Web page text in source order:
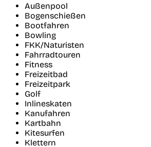
Außenpool
Bogenschießen
Bootfahren
Bowling
FKK/Naturisten
Fahrradtouren
Fitness
Freizeitbad
Freizeitpark
Golf
Inlineskaten
Kanufahren
Kartbahn
Kitesurfen
Klettern